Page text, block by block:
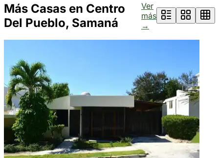
Más Casas en Centro
Del Pueblo, Samaná
Ver
más
→